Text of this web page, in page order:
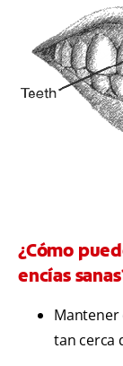
¿Cómo
encías
Mantener
tan cerca